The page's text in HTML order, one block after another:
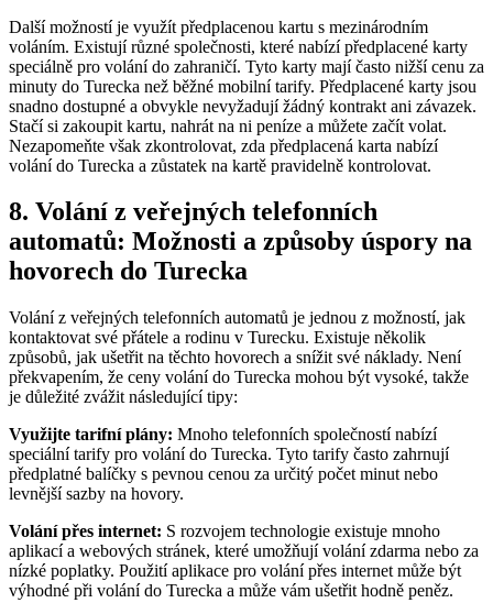
Další možností je využít předplacenou kartu s mezinárodním
voláním. Existují různé společnosti, které nabízí předplacené karty
speciálně pro volání do zahraničí. Tyto karty mají často nižší cenu za
minuty do Turecka než běžné mobilní tarify. Předplacené karty jsou
snadno dostupné a obvykle nevyžadují žádný kontrakt ani závazek.
Stačí si zakoupit kartu, nahrát na ni peníze a můžete začít volat.
Nezapomeňte však zkontrolovat, zda předplacená karta nabízí
volání do Turecka a zůstatek na kartě pravidelně kontrolovat.
8. Volání z veřejných telefonních
automatů: Možnosti a způsoby úspory na
hovorech do Turecka
Volání z veřejných telefonních automatů je jednou z možností, jak
kontaktovat své přátele a rodinu v Turecku. Existuje několik
způsobů, jak ušetřit na těchto hovorech a snížit své náklady. Není
překvapením, že ceny volání do Turecka mohou být vysoké, takže
je důležité zvážit následující tipy:
Využijte tarifní plány: Mnoho telefonních společností nabízí
speciální tarify pro volání do Turecka. Tyto tarify často zahrnují
předplatné balíčky s pevnou cenou za určitý počet minut nebo
levnější sazby na hovory.
Volání přes internet: S rozvojem technologie existuje mnoho
aplikací a webových stránek, které umožňují volání zdarma nebo za
nízké poplatky. Použití aplikace pro volání přes internet může být
výhodné při volání do Turecka a může vám ušetřit hodně peněz.